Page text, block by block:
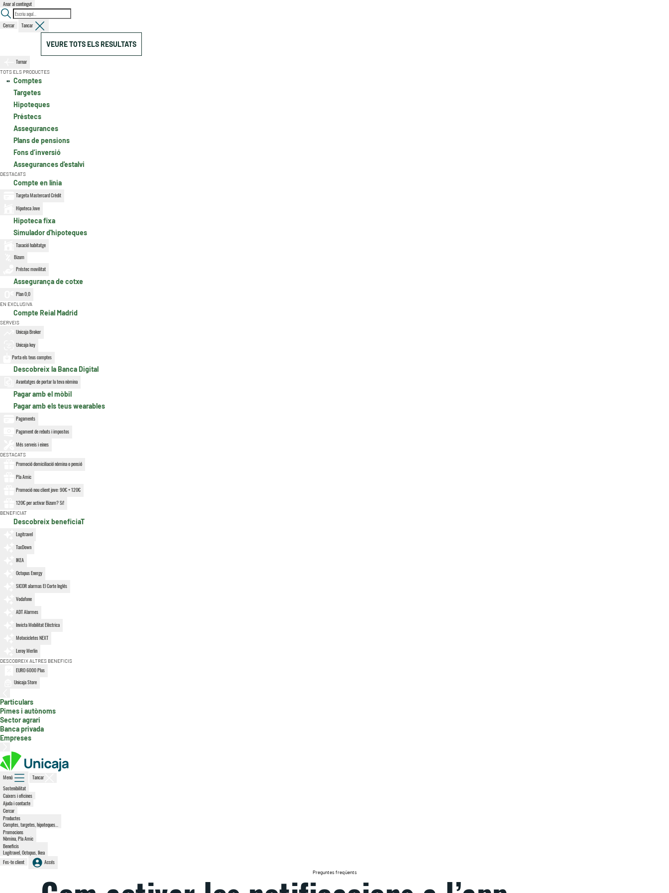
Anar al contingut
Cercar Tancar
VEURE TOTS ELS RESULTATS
Tornar
TOTS ELS PRODUCTES
Comptes
Targetes
Hipoteques
Préstecs
Assegurances
Plans de pensions
Fons d’inversió
Assegurances d'estalvi
DESTACATS
Compte en línia
Targeta Mastercard Crèdit
Hipoteca Jove
Hipoteca fixa
Simulador d'hipoteques
Taxació habitatge
Bizum
Préstec movilitat
Assegurança de cotxe
Plan 0,0
EN EXCLUSIVA
Compte Reial Madrid
SERVEIS
Unicaja Broker
Unicaja key
Porta els teus comptes
Descobreix la Banca Digital
Avantatges de portar la teva nòmina
Pagar amb el mòbil
Pagar amb els teus wearables
Pagaments
Pagament de rebuts i impostos
Més serveis i eines
DESTACATS
Promoció domiciliació nòmina o pensió
Pla Amic
Promoció nou client jove: 90€ + 120€
120€ per activar Bizum? Sí!
BENEFICIAT
Descobreix beneficiaT
Logitravel
TaxDown
IKEA
Octopus Energy
SICOR alarmas El Corte Inglés
Vodafone
ADT Alarmes
Invicta Mobilitat Elèctrica
Motocicletes NEXT
Leroy Merlin
DESCOBREIX ALTRES BENEFICIS
EURO 6000 Plus
Unicaja Store
Particulars, secció activa
Pimes i autònoms
Sector agrari
Banca privada
Empreses
Menú
Tancar
Sostenibilitat
Caixers i oficines
Ajuda i contacte
Cercar
Productes
Comptes, targetes, hipoteques...
Promocions
Nòmina, Pla Amic
Beneficis
Logitravel, Octopus, Ikea
Fes-te client
Accés
Preguntes freqüents